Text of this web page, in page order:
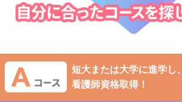
短大または大学に進学し、
看護師資格取得！